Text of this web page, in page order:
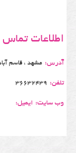
اطلاعات تماس
آدرس: مشهد ، قاسم
تلفن: 36632439
وب سایت: ایمیل: